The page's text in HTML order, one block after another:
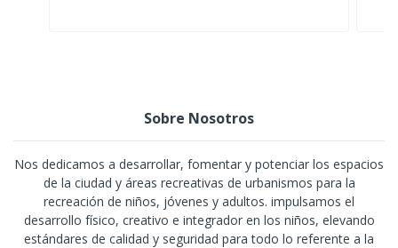
Sobre Nosotros
Nos dedicamos a desarrollar, fomentar y potenciar los espacios
de la ciudad y áreas recreativas de urbanismos para la
recreación de niños, jóvenes y adultos. impulsamos el
desarrollo físico, creativo e integrador en los niños, elevando
estándares de calidad y seguridad para todo lo referente a la